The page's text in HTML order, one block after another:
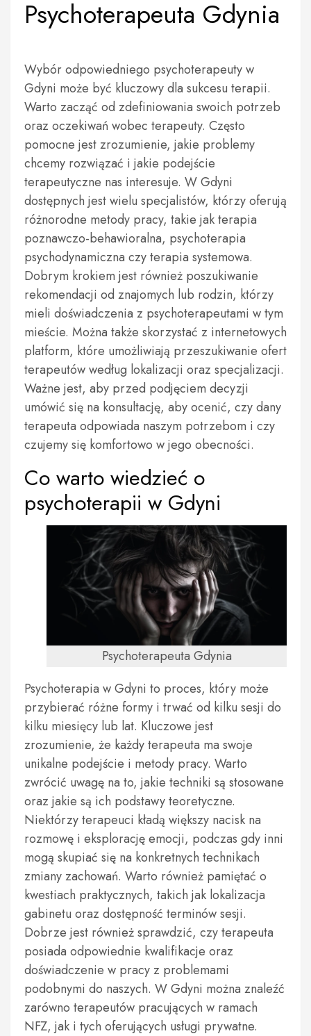
Psychoterapeuta Gdynia
Wybór odpowiedniego psychoterapeuty w
Gdyni może być kluczowy dla sukcesu terapii.
Warto zacząć od zdefiniowania swoich potrzeb
oraz oczekiwań wobec terapeuty. Często
pomocne jest zrozumienie, jakie problemy
chcemy rozwiązać i jakie podejście
terapeutyczne nas interesuje. W Gdyni
dostępnych jest wielu specjalistów, którzy oferują
różnorodne metody pracy, takie jak terapia
poznawczo-behawioralna, psychoterapia
psychodynamiczna czy terapia systemowa.
Dobrym krokiem jest również poszukiwanie
rekomendacji od znajomych lub rodzin, którzy
mieli doświadczenia z psychoterapeutami w tym
mieście. Można także skorzystać z internetowych
platform, które umożliwiają przeszukiwanie ofert
terapeutów według lokalizacji oraz specjalizacji.
Ważne jest, aby przed podjęciem decyzji
umówić się na konsultację, aby ocenić, czy dany
terapeuta odpowiada naszym potrzebom i czy
czujemy się komfortowo w jego obecności.
Co warto wiedzieć o
psychoterapii w Gdyni
Psychoterapeuta Gdynia
Psychoterapia w Gdyni to proces, który może
przybierać różne formy i trwać od kilku sesji do
kilku miesięcy lub lat. Kluczowe jest
zrozumienie, że każdy terapeuta ma swoje
unikalne podejście i metody pracy. Warto
zwrócić uwagę na to, jakie techniki są stosowane
oraz jakie są ich podstawy teoretyczne.
Niektórzy terapeuci kładą większy nacisk na
rozmowę i eksplorację emocji, podczas gdy inni
mogą skupiać się na konkretnych technikach
zmiany zachowań. Warto również pamiętać o
kwestiach praktycznych, takich jak lokalizacja
gabinetu oraz dostępność terminów sesji.
Dobrze jest również sprawdzić, czy terapeuta
posiada odpowiednie kwalifikacje oraz
doświadczenie w pracy z problemami
podobnymi do naszych. W Gdyni można znaleźć
zarówno terapeutów pracujących w ramach
NFZ, jak i tych oferujących usługi prywatne.